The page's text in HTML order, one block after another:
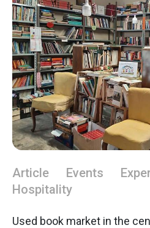
Article Events
Hospitality
Used book market in the